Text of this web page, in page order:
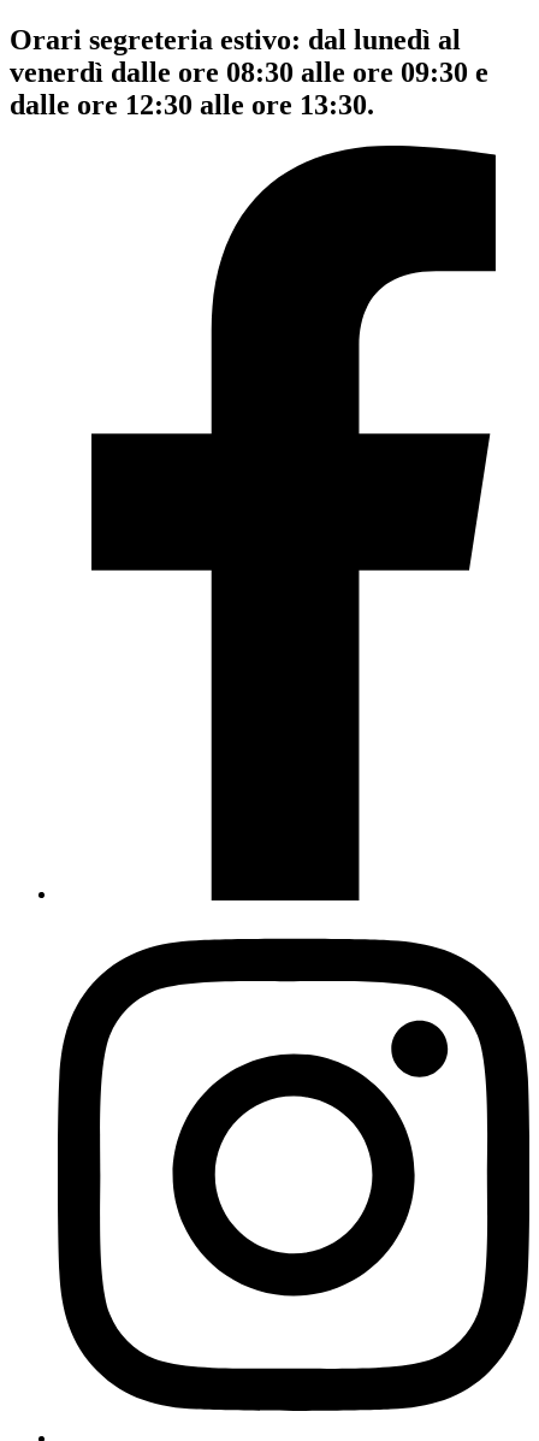
Orari segreteria estivo: dal lunedì al
venerdì dalle ore 08:30 alle ore 09:30 e
dalle ore 12:30 alle ore 13:30.